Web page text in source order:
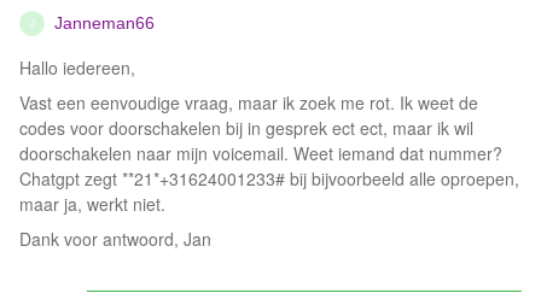
J Janneman66
Hallo iedereen,
Vast een eenvoudige vraag, maar ik zoek me rot. Ik weet de
codes voor doorschakelen bij in gesprek ect ect, maar ik wil
doorschakelen naar mijn voicemail. Weet iemand dat nummer?
Chatgpt zegt **21*+31624001233# bij bijvoorbeeld alle oproepen,
maar ja, werkt niet.
Dank voor antwoord, Jan